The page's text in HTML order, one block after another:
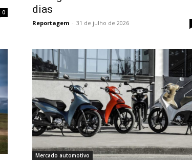
0
dias
Reportagem - 31 de julho de 2026
Mercado automotivo